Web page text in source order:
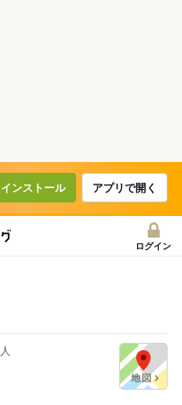
インストール アプリで開く
ログイン
人